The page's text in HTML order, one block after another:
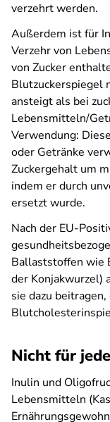
verzehrt werden.
Außerdem ist für
Verzehr von
von Zucker
Blutzuckerspiegel
ansteigt als bei
Lebensmitteln/
Verwendung:
oder Getränke
Zuckergehalt um
indem er durch
ersetzt wurde.
Nach der EU-
Ballaststoffen wie
der Konjakwurzel)
sie dazu
Nicht für
Inulin und
Lebensmitteln